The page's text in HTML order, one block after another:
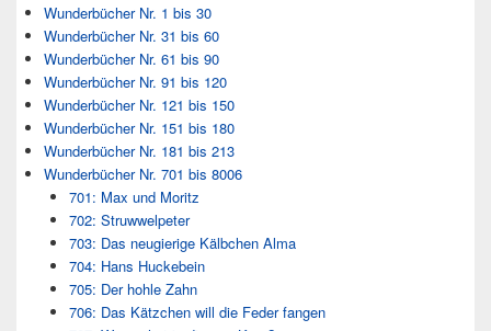
Wunderbücher Nr. 1 bis 30
Wunderbücher Nr. 31 bis 60
Wunderbücher Nr. 61 bis 90
Wunderbücher Nr. 91 bis 120
Wunderbücher Nr. 121 bis 150
Wunderbücher Nr. 151 bis 180
Wunderbücher Nr. 181 bis 213
Wunderbücher Nr. 701 bis 8006
701: Max und Moritz
702: Struwwelpeter
703: Das neugierige Kälbchen Alma
704: Hans Huckebein
705: Der hohle Zahn
706: Das Kätzchen will die Feder fangen